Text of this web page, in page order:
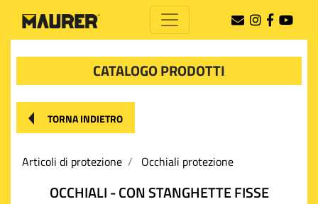
CATALOGO PRODOTTI
TORNA INDIETRO
Articoli di protezione Occhiali protezione
OCCHIALI - CON STANGHETTE FISSE